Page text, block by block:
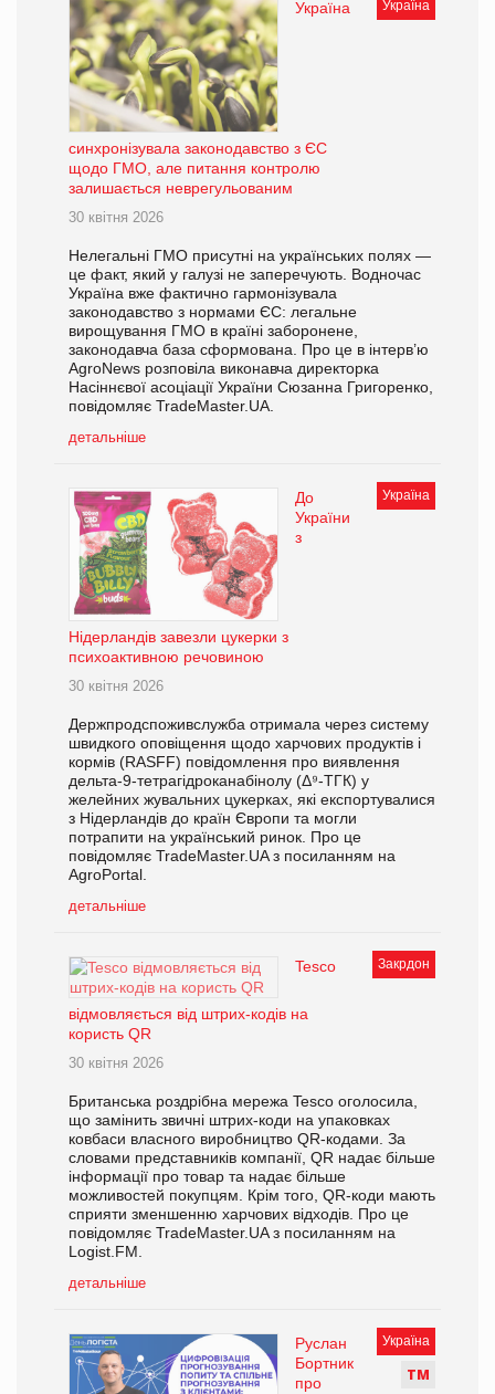
Україна
Україна
синхронізувала законодавство з ЄС
щодо ГМО, але питання контролю
залишається неврегульованим
30 квітня 2026
Нелегальні ГМО присутні на українських полях —
це факт, який у галузі не заперечують. Водночас
Україна вже фактично гармонізувала
законодавство з нормами ЄС: легальне
вирощування ГМО в країні заборонене,
законодавча база сформована. Про це в інтерв’ю
AgroNews розповіла виконавча директорка
Насіннєвої асоціації України Сюзанна Григоренко,
повідомляє TradeMaster.UA.
детальніше
Україна
До
України
з
Нідерландів завезли цукерки з
психоактивною речовиною
30 квітня 2026
Держпродспоживслужба отримала через систему
швидкого оповіщення щодо харчових продуктів і
кормів (RASFF) повідомлення про виявлення
дельта-9-тетрагідроканабінолу (Δ⁹-ТГК) у
желейних жувальних цукерках, які експортувалися
з Нідерландів до країн Європи та могли
потрапити на український ринок. Про це
повідомляє TradeMaster.UA з посиланням на
AgroPortal.
детальніше
Закрдон
Tesco
відмовляється від штрих-кодів на
користь QR
30 квітня 2026
Британська роздрібна мережа Tesco оголосила,
що замінить звичні штрих-коди на упаковках
ковбаси власного виробництво QR-кодами. За
словами представників компанії, QR надає більше
інформації про товар та надає більше
можливостей покупцям. Крім того, QR-коди мають
сприяти зменшенню харчових відходів. Про це
повідомляє TradeMaster.UA з посиланням на
Logist.FM.
детальніше
Україна
ТМ
Руслан
Бортник
про